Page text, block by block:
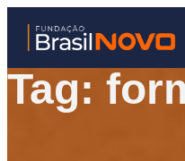
Tag: